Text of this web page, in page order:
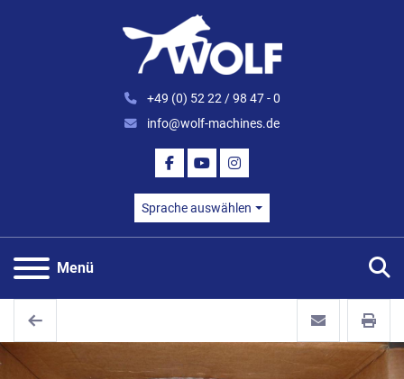
+49 (0) 52 22 / 98 47 - 0
info@wolf-machines.de
FACEBOOK
YOUTUBEINSTAGRAM
Sprache auswählen
Menü